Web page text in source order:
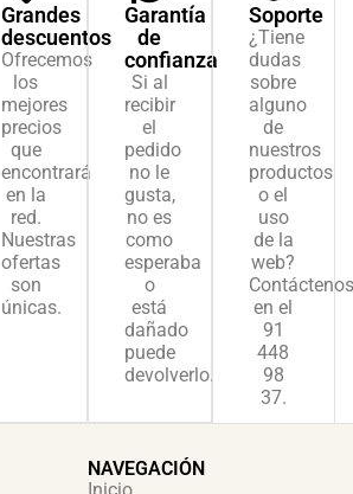
Grandes
descuentos
Ofrecemos
los
mejores
precios
que
encontrará
en la
red.
Nuestras
ofertas
son
únicas.
Garantía
de
confianza
Si al
recibir
el
pedido
no le
gusta,
no es
como
esperaba
o
está
dañado
puede
devolverlo.
Soporte
¿Tiene
dudas
sobre
alguno
de
nuestros
productos
o el
uso
de la
web?
Contáctenos
en el
91
448
98
37.
NAVEGACIÓN